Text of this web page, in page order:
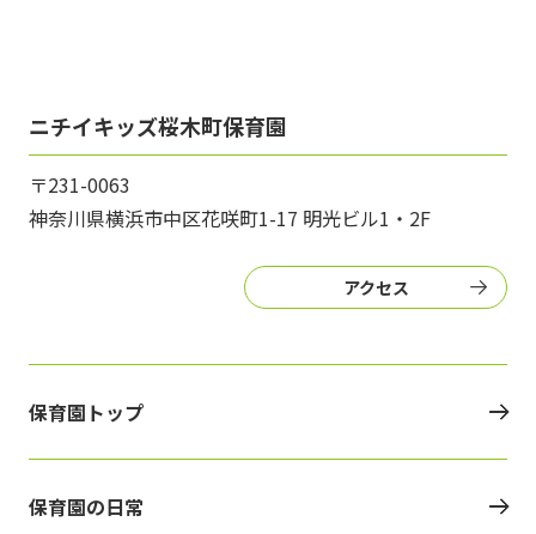
ニチイキッズ桜木町保育園
〒231-0063
神奈川県横浜市中区花咲町1-17 明光ビル1・2F
アクセス
保育園トップ
保育園の日常